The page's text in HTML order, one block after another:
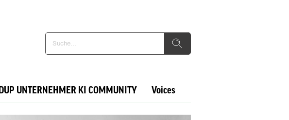
DUP UNTERNEHMER KI COMMUNITY Voices